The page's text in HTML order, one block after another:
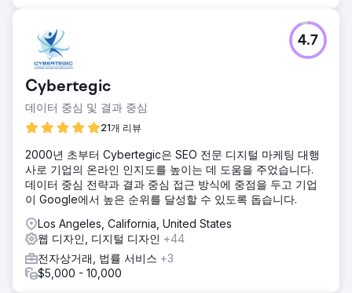
구현 후 Sochi.edu는 다음과 같은 지속적인 유기적 성장을 달
성했습니다. 잠재 학생으로부터 유입되는 비브랜드 유기적 트
래픽 증가, 경쟁이 치열한 교육 분야에서 수백 개의 키워드가
검색 결과 1페이지에 랭크됨, Semrush에서 추적한 검색 가시
성 및 순위 안정성 향상, 더 빠르고, 더 잘 구성되어 있으며,
SEO에 최적화된 교육 웹사이트를 통해 더 높은 품질의 리드
확보. 유기적 검색은 장기적인 등록 증가를 뒷받침하는 확장
가능한 확보 채널이 되었습니다.
에이전시 페이지로 이동
Cybertegic
데이터 중심 및 결과 중심
21개 리뷰
4.7
2000년 초부터 Cybertegic은 SEO 전문 디지털 마케팅 대행
사로 기업의 온라인 인지도를 높이는 데 도움을 주었습니다.
데이터 중심 전략과 결과 중심 접근 방식에 중점을 두고 기업
이 Google에서 높은 순위를 달성할 수 있도록 돕습니다.
Los Angeles, California, United States
웹 디자인, 디지털 디자인 +44
전자상거래, 법률 서비스 +3
$5,000 - 10,000